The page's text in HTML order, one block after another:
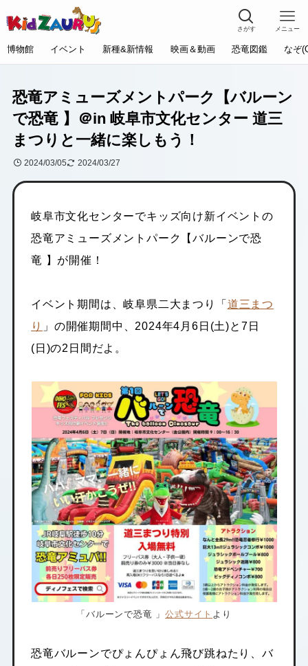
さがす メニュー
博物館 イベント 新種&新情報 映画＆動画 恐竜図鑑 なぞ
恐竜アミューズメントパーク【バルーン
で恐竜 】＠in 岐阜市文化センター 道三
まつりと一緒に楽しもう！
2024/03/05 2024/03/27
岐阜市文化センターでキッズ向け新イベントの
恐竜アミューズメントパーク【バルーンで恐
竜 】が開催！
イベント期間は、岐阜県二大まつり「 道三まつ
り 」の開催期間中、2024年4月6日(土)と7日
(日)の2日間だよ。
「バルーンで恐竜 」公式サイト より
恐竜バルーンでぴょんぴょん飛び跳ねたり、バ